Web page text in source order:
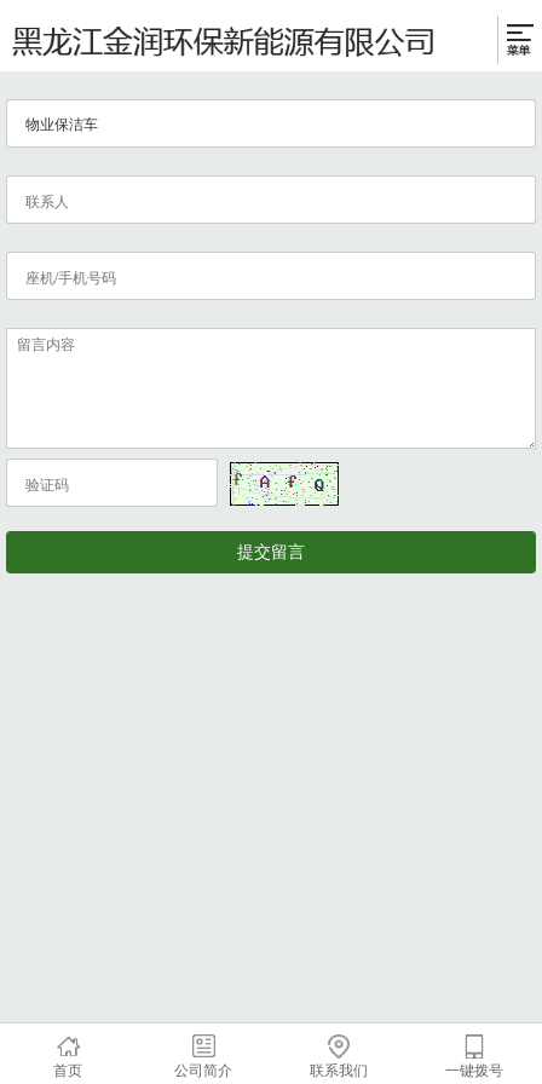
首页 公司简介 联系我们 一键拨号